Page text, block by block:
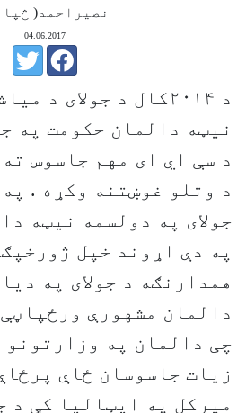
نصیراحمد(
04.06.2017
د ۲۰۱۴کال د جولای د
نیټه دالمان حکومت په
د سې اي ای مهم جاسوس
د وتلو غوښتنه وکړه .
جولای په دولسمه نیټه
په دې اړوند خپل
همدارنګه د جولای په
دالمان مشهورې
چی دالمان په وزارتونو
زیات جاسوسان ځاې